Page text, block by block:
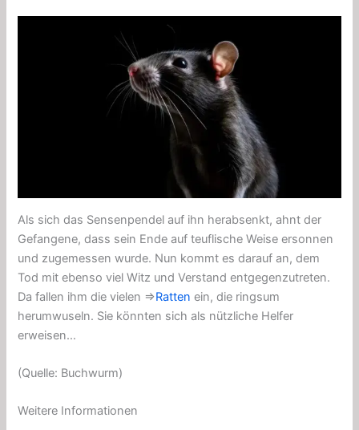
Als sich das Sensenpendel auf ihn herabsenkt, ahnt der
Gefangene, dass sein Ende auf teuflische Weise ersonnen
und zugemessen wurde. Nun kommt es darauf an, dem
Tod mit ebenso viel Witz und Verstand entgegenzutreten.
Da fallen ihm die vielen ⇒Ratten ein, die ringsum
herumwuseln. Sie könnten sich als nützliche Helfer
erweisen…
(Quelle: Buchwurm)
Weitere Informationen